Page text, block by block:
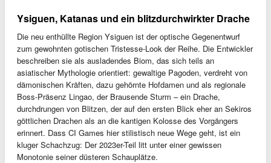
Ysiguen, Katanas und ein blitzdurchwirkter Drache
Die neu enthüllte Region Ysiguen ist der optische Gegenentwurf
zum gewohnten gotischen Tristesse-Look der Reihe. Die Entwickler
beschreiben sie als ausladendes Biom, das sich teils an
asiatischer Mythologie orientiert: gewaltige Pagoden, verdreht von
dämonischen Kräften, dazu gehörnte Hofdamen und als regionale
Boss-Präsenz Lingao, der Brausende Sturm – ein Drache,
durchdrungen von Blitzen, der auf den ersten Blick eher an Sekiros
göttlichen Drachen als an die kantigen Kolosse des Vorgängers
erinnert. Dass CI Games hier stilistisch neue Wege geht, ist ein
kluger Schachzug: Der 2023er-Teil litt unter einer gewissen
Monotonie seiner düsteren Schauplätze.